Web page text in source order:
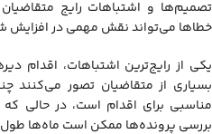
تصمیم‌ها و اشتباهات رایج
خطاها می‌تواند نقش مهمی در افزایش
یکی از رایج‌ترین اشتباهات، اقدام
بسیاری از متقاضیان تصور می‌کنند
مناسبی برای اقدام است، در حالی‌
بررسی پرونده‌ها ممکن است ماه‌ها